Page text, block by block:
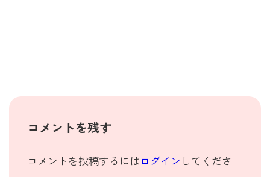
コメントを残す
コメントを投稿するには ログイン してくださ